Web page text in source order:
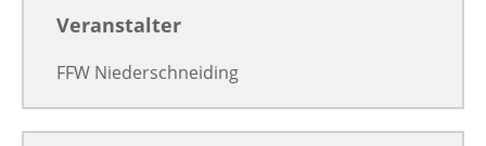
Veranstalter
FFW Niederschneiding